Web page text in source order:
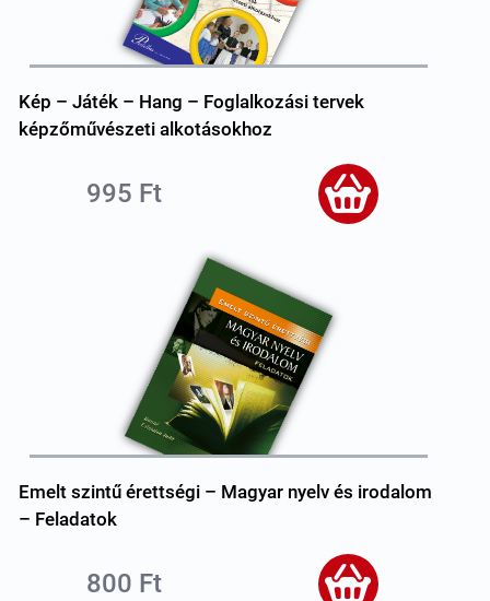
Kép – Játék – Hang – Foglalkozási tervek
képzőművészeti alkotásokhoz
995 Ft
Emelt szintű érettségi – Magyar nyelv és irodalom
– Feladatok
800 Ft